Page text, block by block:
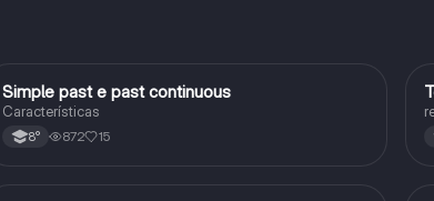
Inglês
Simple past e past continuous
Características
8° 872 15